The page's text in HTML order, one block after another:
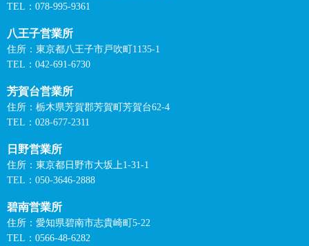
TEL：078-995-9361
八王子営業所
住所：東京都八王子市戸吹町1135-1
TEL：042-691-6730
芳賀台営業所
住所：栃木県芳賀郡芳賀町芳賀台62-4
TEL：028-677-2311
日野営業所
住所：東京都日野市大坂上1-31-1
TEL：050-3646-2888
碧南営業所
住所：愛知県碧南市志貴崎町5-22
TEL：0566-48-6282